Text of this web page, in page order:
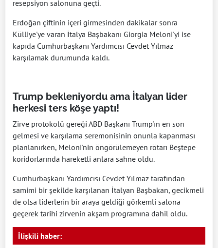
resepsiyon salonuna geçti.
Erdoğan çiftinin içeri girmesinden dakikalar sonra
Külliye'ye varan İtalya Başbakanı Giorgia Meloni'yi ise
kapıda Cumhurbaşkanı Yardımcısı Cevdet Yılmaz
karşılamak durumunda kaldı.
Trump bekleniyordu ama İtalyan lider
herkesi ters köşe yaptı!
Zirve protokolü gereği ABD Başkanı Trump'ın en son
gelmesi ve karşılama seremonisinin onunla kapanması
planlanırken, Meloni'nin öngörülemeyen rötarı Beştepe
koridorlarında hareketli anlara sahne oldu.
Cumhurbaşkanı Yardımcısı Cevdet Yılmaz tarafından
samimi bir şekilde karşılanan İtalyan Başbakan, gecikmeli
de olsa liderlerin bir araya geldiği görkemli salona
geçerek tarihi zirvenin akşam programına dahil oldu.
İlişkili haber: